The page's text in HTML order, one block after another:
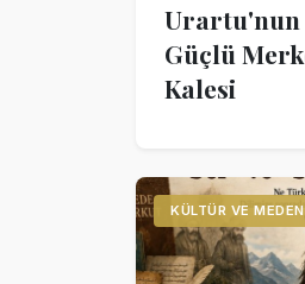
Urartu'nun
Güçlü
Kalesi
KÜLTÜR VE